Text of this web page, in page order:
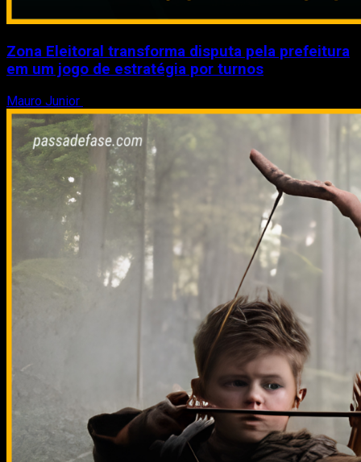
Zona Eleitoral transforma disputa pela prefeitura
em um jogo de estratégia por turnos
Mauro Junior